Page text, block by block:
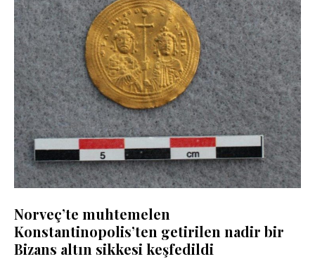
Norveç’te muhtemelen
Konstantinopolis’ten getirilen nadir bir
Bizans altın sikkesi keşfedildi